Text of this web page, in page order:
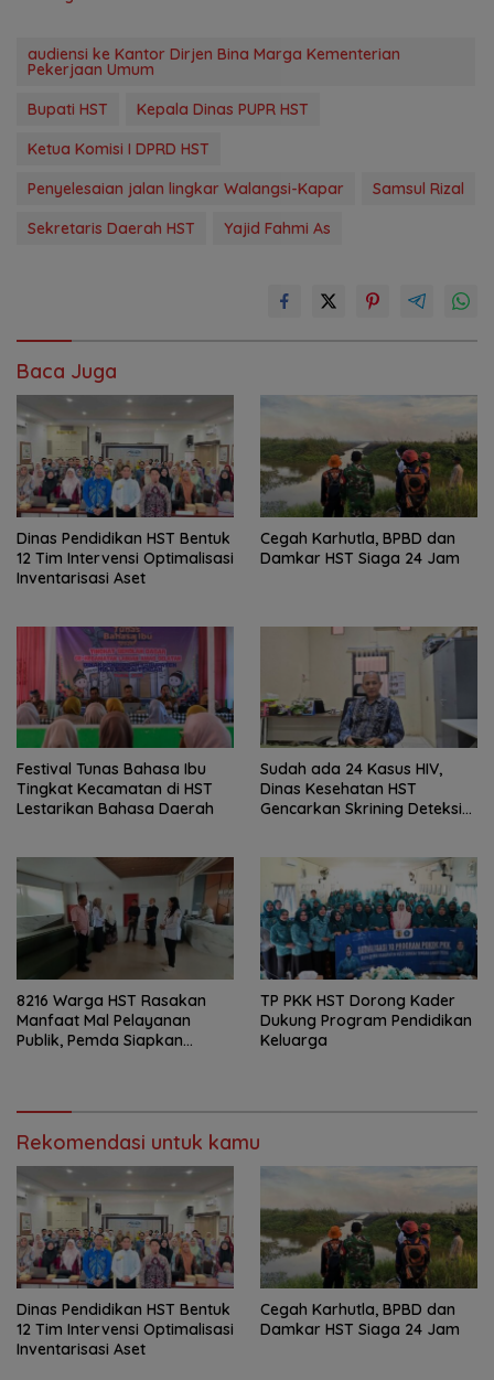
audiensi ke Kantor Dirjen Bina Marga Kementerian
Pekerjaan Umum
Bupati HST
Kepala Dinas PUPR HST
Ketua Komisi I DPRD HST
Penyelesaian jalan lingkar Walangsi-Kapar
Samsul Rizal
Sekretaris Daerah HST
Yajid Fahmi As
Baca Juga
Dinas Pendidikan HST Bentuk
12 Tim Intervensi Optimalisasi
Inventarisasi Aset
Cegah Karhutla, BPBD dan
Damkar HST Siaga 24 Jam
Festival Tunas Bahasa Ibu
Tingkat Kecamatan di HST
Lestarikan Bahasa Daerah
Sudah ada 24 Kasus HIV,
Dinas Kesehatan HST
Gencarkan Skrining Deteksi
8216 Warga HST Rasakan
Manfaat Mal Pelayanan
Publik, Pemda Siapkan
TP PKK HST Dorong Kader
Dukung Program Pendidikan
Keluarga
Rekomendasi untuk kamu
Dinas Pendidikan HST Bentuk
12 Tim Intervensi Optimalisasi
Inventarisasi Aset
Cegah Karhutla, BPBD dan
Damkar HST Siaga 24 Jam